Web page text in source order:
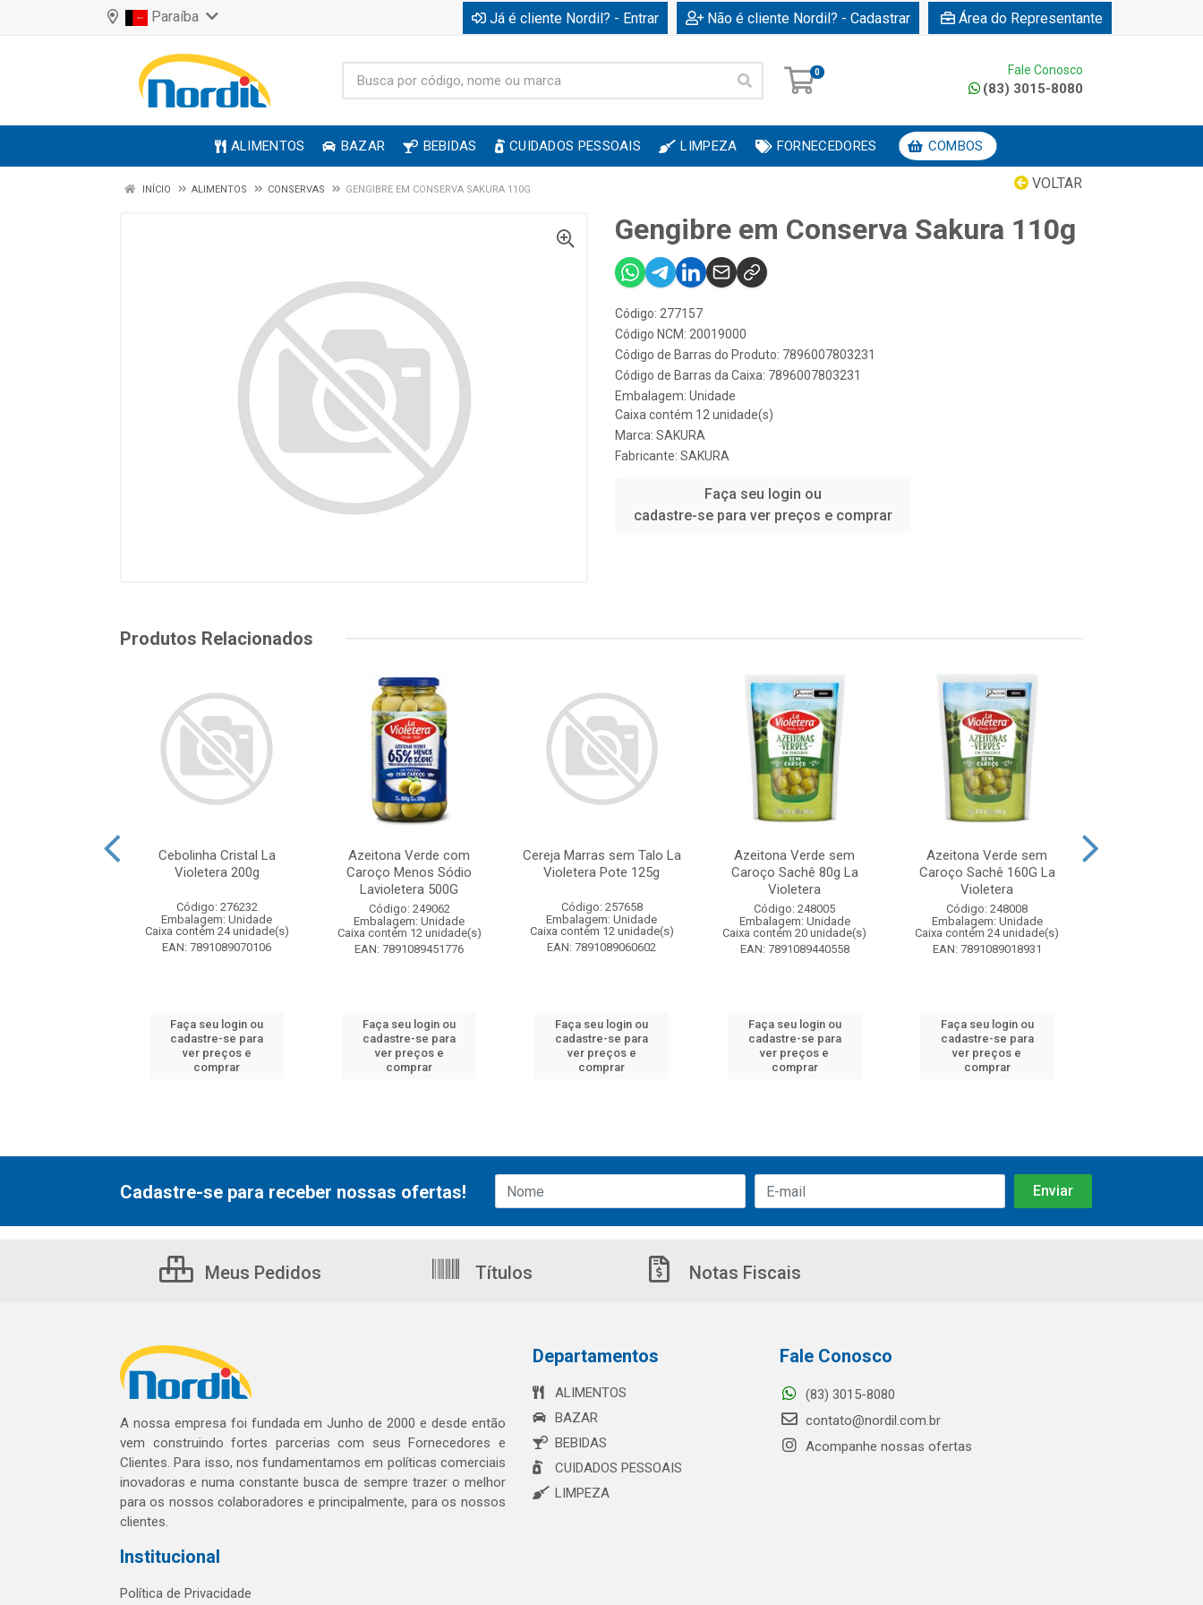
Paraíba Já é cliente Nordil? - Entrar Não é cliente Nordil? - Cadastrar Área do Representante
0 Fale Conosco
(83) 3015-8080
ALIMENTOS BAZAR BEBIDAS CUIDADOS PESSOAIS LIMPEZA FORNECEDORES COMBOS
VOLTAR
INÍCIO ALIMENTOS CONSERVAS GENGIBRE EM CONSERVA SAKURA 110G
Gengibre em Conserva Sakura 110g
Código: 277157
Código NCM: 20019000
Código de Barras do Produto: 7896007803231
Código de Barras da Caixa: 7896007803231
Embalagem: Unidade
Caixa contém 12 unidade(s)
Marca: SAKURA
Fabricante: SAKURA
Faça seu login ou
cadastre-se para ver preços e comprar
Produtos Relacionados
Cebolinha Cristal La
Violetera 200g
Código: 276232
Embalagem: Unidade
Caixa contém 24 unidade(s)
EAN: 7891089070106
Faça seu login ou
cadastre-se para
ver preços e
comprar
Azeitona Verde com
Caroço Menos Sódio
Lavioletera 500G
Código: 249062
Embalagem: Unidade
Caixa contém 12 unidade(s)
EAN: 7891089451776
Faça seu login ou
cadastre-se para
ver preços e
comprar
Cereja Marras sem Talo La
Violetera Pote 125g
Código: 257658
Embalagem: Unidade
Caixa contém 12 unidade(s)
EAN: 7891089060602
Faça seu login ou
cadastre-se para
ver preços e
comprar
Azeitona Verde sem
Caroço Sachê 80g La
Violetera
Código: 248005
Embalagem: Unidade
Caixa contém 20 unidade(s)
EAN: 7891089440558
Faça seu login ou
cadastre-se para
ver preços e
comprar
Azeitona Verde sem
Caroço Sachê 160G La
Violetera
Código: 248008
Embalagem: Unidade
Caixa contém 24 unidade(s)
EAN: 7891089018931
Faça seu login ou
cadastre-se para
ver preços e
comprar
Cadastre-se para receber nossas ofertas!
Meus Pedidos Títulos Notas Fiscais
A nossa empresa foi fundada em Junho de 2000 e desde então
vem construindo fortes parcerias com seus Fornecedores e
Clientes. Para isso, nos fundamentamos em políticas comerciais
inovadoras e numa constante busca de sempre trazer o melhor
para os nossos colaboradores e principalmente, para os nossos
clientes.
Institucional
Política de Privacidade
Departamentos
ALIMENTOS
BAZAR
BEBIDAS
CUIDADOS PESSOAIS
LIMPEZA
Fale Conosco
(83) 3015-8080
contato@nordil.com.br
Acompanhe nossas ofertas